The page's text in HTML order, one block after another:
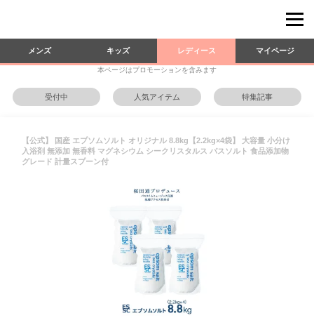
メンズ キッズ レディース マイページ
本ページはプロモーションを含みます
受付中 人気アイテム 特集記事
【公式】 国産 エプソムソルト オリジナル 8.8kg【2.2kg×4袋】 大容量 小分け
入浴剤 無添加 無香料 マグネシウム シークリスタルス バスソルト 食品添加物
グレード 計量スプーン付